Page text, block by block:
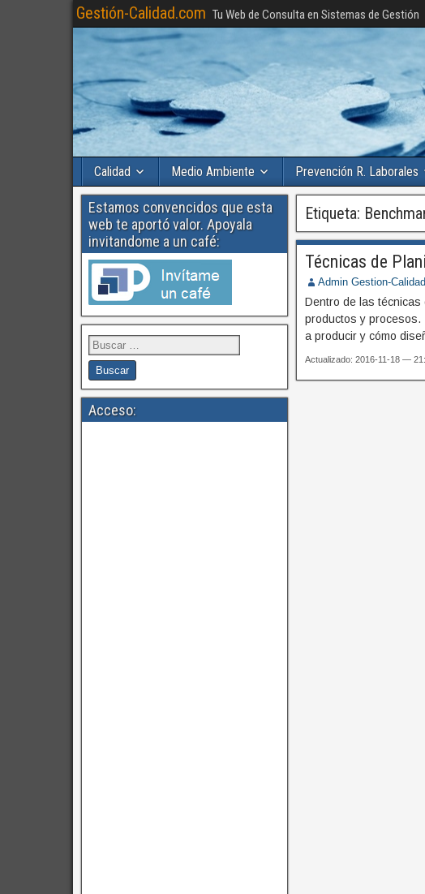
Gestión-Calidad.com Tu Web de Consulta en Sistemas de Gestión
Calidad Medio Ambiente Prevención R. Laborales
Etiqueta:
Técnicas de
Admin Gestion-
Dentro de las técnicas
productos y procesos.
a producir y cómo
Actualizado: 2016-11-18 —
Estamos convencidos que esta
web te aportó valor. Apoyala
invitandome a un café:
Acceso: